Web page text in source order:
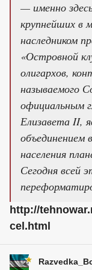
— именно
крупнейших в
наследником
«Островной
олигархов,
называемого
официальным
Елизавета II,
объединением
населения
Сегодня всей
http://
cel.html